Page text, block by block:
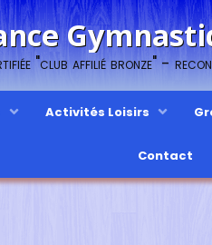
"club affilié bronze" -
Activités Loisirs
Contact